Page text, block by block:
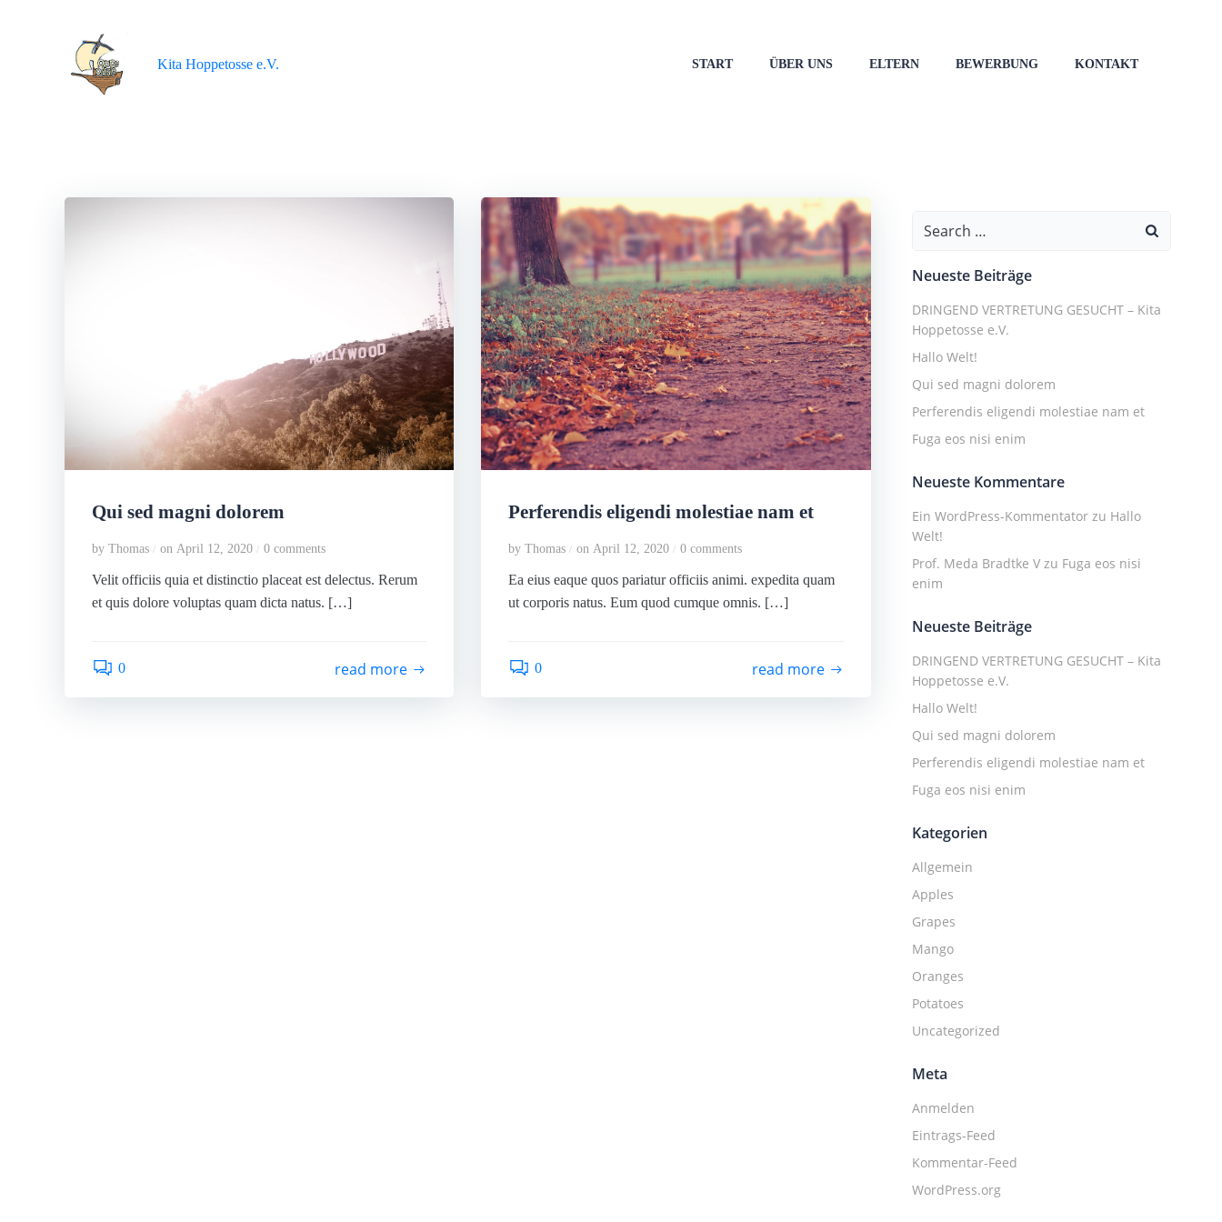
Kita Hoppetosse e.V. START ÜBER UNS ELTERN BEWERBUNG KONTAKT
Qui sed magni dolorem
by Thomas / on April 12, 2020 / 0 comments
Velit officiis quia et distinctio placeat est delectus. Rerum
et quis dolore voluptas quam dicta natus. […]
0 read more
Perferendis eligendi molestiae nam et
by Thomas / on April 12, 2020 / 0 comments
Ea eius eaque quos pariatur officiis animi. expedita quam
ut corporis natus. Eum quod cumque omnis. […]
0 read more
Search
Neueste Beiträge
DRINGEND VERTRETUNG GESUCHT – Kita
Hoppetosse e.V.
Hallo Welt!
Qui sed magni dolorem
Perferendis eligendi molestiae nam et
Fuga eos nisi enim
Neueste Kommentare
Ein WordPress-Kommentatorzu Hallo
Welt!
Prof. Meda Bradtke Vzu Fuga eos nisi
enim
Neueste Beiträge
DRINGEND VERTRETUNG GESUCHT – Kita
Hoppetosse e.V.
Hallo Welt!
Qui sed magni dolorem
Perferendis eligendi molestiae nam et
Fuga eos nisi enim
Kategorien
Allgemein
Apples
Grapes
Mango
Oranges
Potatoes
Uncategorized
Meta
Anmelden
Eintrags-Feed
Kommentar-Feed
WordPress.org